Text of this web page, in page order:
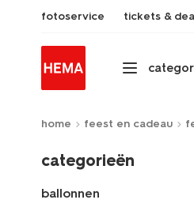
fotoservice tickets &
home feest en cadeau
categorieën
ballonnen